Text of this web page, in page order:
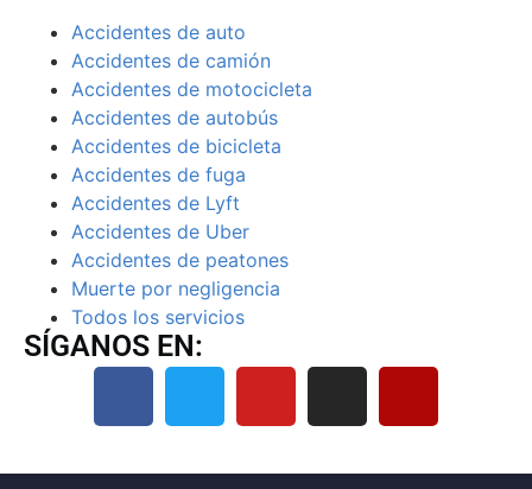
Accidentes de auto
Accidentes de camión
Accidentes de motocicleta
Accidentes de autobús
Accidentes de bicicleta
Accidentes de fuga
Accidentes de Lyft
Accidentes de Uber
Accidentes de peatones
Muerte por negligencia
Todos los servicios
SÍGANOS EN: